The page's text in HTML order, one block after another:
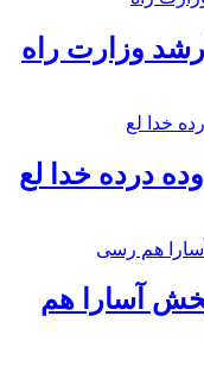
وزارت راه
درده خدا لع
آسارا هم